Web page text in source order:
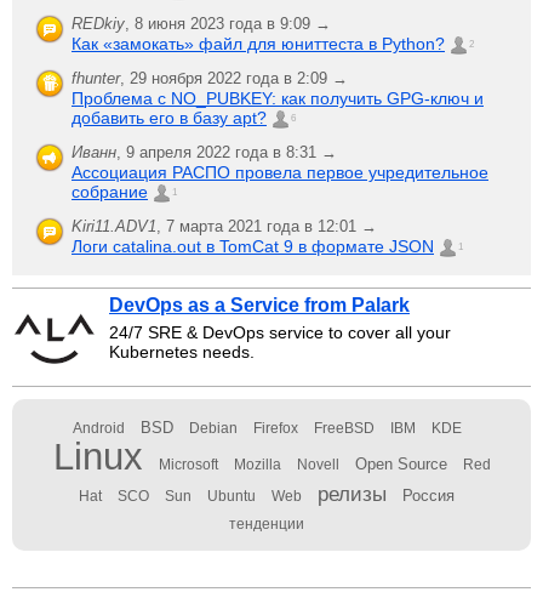
REDkiy, 8 июня 2023 года в 9:09 →
Как «замокать» файл для юниттеста в Python? 2
fhunter, 29 ноября 2022 года в 2:09 →
Проблема с NO_PUBKEY: как получить GPG-ключ и
добавить его в базу apt?
6
Иванн, 9 апреля 2022 года в 8:31 →
Ассоциация РАСПО провела первое учредительное
собрание
1
Kiri11.ADV1, 7 марта 2021 года в 12:01 →
Логи catalina.out в TomCat 9 в формате JSON 1
DevOps as a Service from Palark
24/7 SRE & DevOps service to cover all your
Kubernetes needs.
Android BSD Debian Firefox FreeBSD IBM KDE
Linux Microsoft Mozilla Novell Open Source Red
Hat SCO Sun Ubuntu Web релизы Россия
тенденции